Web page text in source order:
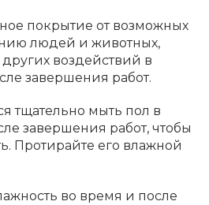
покрытие от возможных
людей и животных,
воздействий в
завершения работ.
тщательно мыть пол в
завершения работ, чтобы
Протирайте его влажной
во время и после